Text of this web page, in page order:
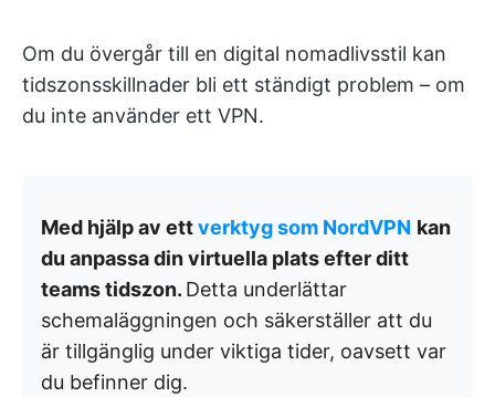
Om du övergår till en digital nomadlivsstil kan
tidszonsskillnader bli ett ständigt problem – om
du inte använder ett VPN.
Med hjälp av ettverktyg som NordVPN kan
du anpassa din virtuella plats efter ditt
teams tidszon. Detta underlättar
schemaläggningen och säkerställer att du
är tillgänglig under viktiga tider, oavsett var
du befinner dig.